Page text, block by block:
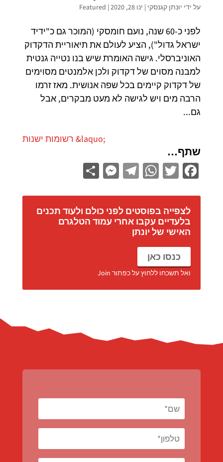
על ידי יונתן קגנסקי | ינו 28, 2020 |
Featured
לפני כ-60 שנה, נועם חומסקי (המוכר גם כ"ידיד
ישראל גדול"), הציע לעולם את תיאוריית הדקדוק
האוניברסלי. גישה האומרת שיש בנו נטייה גנטית
למבנה מסוים של דקדוק ולכן אלמנטים מסוימים
של דקדוק קיימים בכל שפה אנושית. מאז זרמו
הרבה מים ויש לגישה לא מעט מבקרים, אבל
גם...
שתף…
Fa
b
o
o
k
T
tt
er
W
at
sA
p
p
Te
gr
a
M
se
n
S
ar
e
לצפייה בפוסטים לפני כולם ולעוד תכנים
בלעדיים עקבו אחרי עמוד הטלגרם
האישי של יונתן
כנסו כאן
ואל תשכחו ללחוץ על כפתור Join